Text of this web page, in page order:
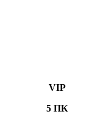
VIP
5 ПК